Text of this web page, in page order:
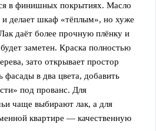
в финишных покрытиях. Масло
и делает шкаф «тёплым», но хуже
даёт более прочную плёнку и
заметен. Краска полностью
зато открывает простор
фасады в два цвета, добавить
под прованс. Для
чаще выбирают лак, а для
квартире — качественную